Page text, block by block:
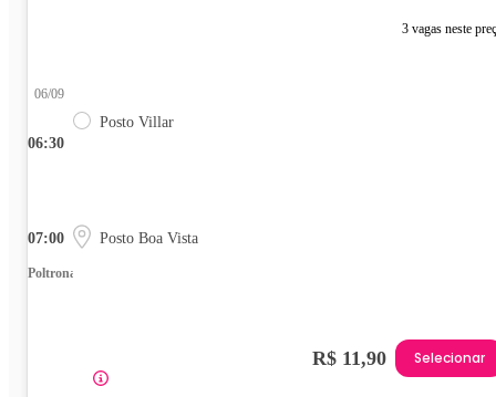
3 vagas neste
06:30
06/09
Posto Villar
07:00 Posto Boa Vista
Poltrona
R$ 11,90 Selecionar